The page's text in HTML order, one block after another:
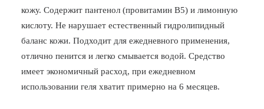
кожу. Cодержит пантенол (провитамин B5) и лимонную
кислоту. Не нарушает естественный гидролипидный
баланс кожи. Подходит для ежедневного применения,
отлично пенится и легко смывается водой. Средство
имеет экономичный расход, при ежедневном
использовании геля хватит примерно на 6 месяцев.